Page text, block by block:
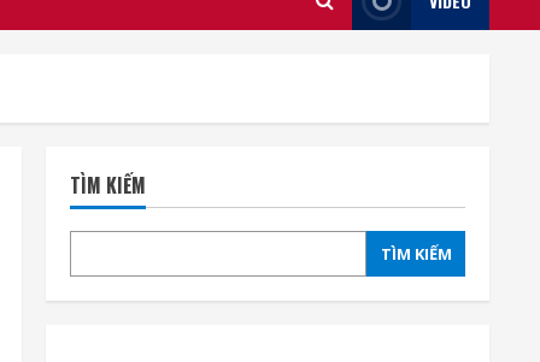
TÌM KIẾM
TÌM KIẾM